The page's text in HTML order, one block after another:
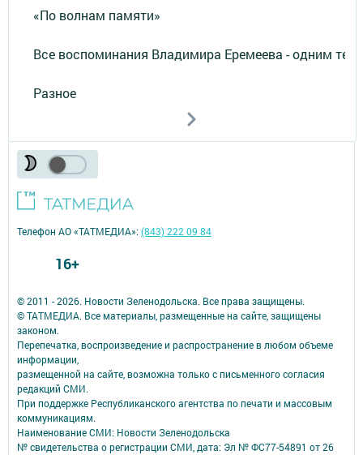
«По волнам памяти»
Все воспоминания Владимира Еремеева - одним
Разное
© 2011 - 2026. Новости Зеленодольска. Все права защищены.
© ТАТМЕДИА. Все материалы, размещенные на сайте, защищены
законом.
Перепечатка, воспроизведение и распространение в любом объеме
информации,
размещенной на сайте, возможна только с письменного согласия
редакций СМИ.
При поддержке Республиканского агентства по печати и массовым
коммуникациям.
Наименование СМИ: Новости Зеленодольска
№ свидетельства о регистрации СМИ, дата: Эл № ФС77-54891 от 26
Телефон АО «ТАТМЕДИА»:(843) 222 09 84
16+